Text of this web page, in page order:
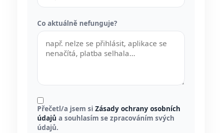
Co aktuálně nefunguje?
Přečetl/a jsem si Zásady ochrany osobních
údajů a souhlasím se zpracováním svých
údajů.